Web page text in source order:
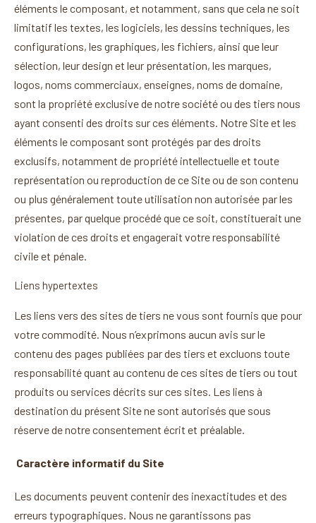
éléments le composant, et notamment, sans que cela ne soit
limitatif les textes, les logiciels, les dessins techniques, les
configurations, les graphiques, les fichiers, ainsi que leur
sélection, leur design et leur présentation, les marques,
logos, noms commerciaux, enseignes, noms de domaine,
sont la propriété exclusive de notre société ou des tiers nous
ayant consenti des droits sur ces éléments. Notre Site et les
éléments le composant sont protégés par des droits
exclusifs, notamment de propriété intellectuelle et toute
représentation ou reproduction de ce Site ou de son contenu
ou plus généralement toute utilisation non autorisée par les
présentes, par quelque procédé que ce soit, constituerait une
violation de ces droits et engagerait votre responsabilité
civile et pénale.
Liens hypertextes
Les liens vers des sites de tiers ne vous sont fournis que pour
votre commodité. Nous n’exprimons aucun avis sur le
contenu des pages publiées par des tiers et excluons toute
responsabilité quant au contenu de ces sites de tiers ou tout
produits ou services décrits sur ces sites. Les liens à
destination du présent Site ne sont autorisés que sous
réserve de notre consentement écrit et préalable.
Caractère informatif du Site
Les documents peuvent contenir des inexactitudes et des
erreurs typographiques. Nous ne garantissons pas